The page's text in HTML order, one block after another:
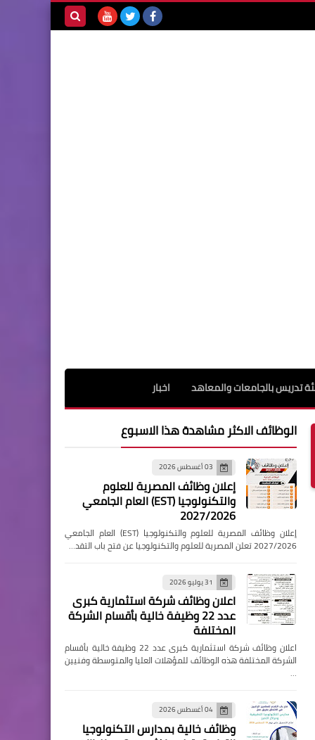
تدريس بالجامعات والمعاهد اخبار
الوظائف الاكثر مشاهدة هذا الاسبوع
03 أغسطس 2026
إعلان وظائف المصرية للعلوم
والتكنولوجيا (EST) العام الجامعي
2027/2026
إعلان وظائف المصرية للعلوم والتكنولوجيا (EST) العام الجامعي
2027/2026 تعلن المصرية للعلوم والتكنولوجيا عن فتح باب التقد…
31 يوليو 2026
اعلان وظائف شركة استثمارية كبرى
عدد 22 وظيفة خالية بأقسام الشركة
المختلفة
اعلان وظائف شركة استثمارية كبرى عدد 22 وظيفة خالية بأقسام
الشركة المختلفة هذه الوظائف للمؤهلات العليا والمتوسطة وفنيين
…
04 أغسطس 2026
وظائف خالية بمدارس التكنولوجيا